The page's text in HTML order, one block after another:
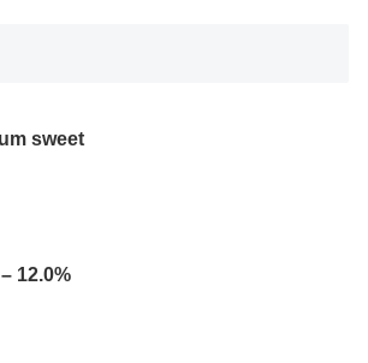
sweet
12.0%